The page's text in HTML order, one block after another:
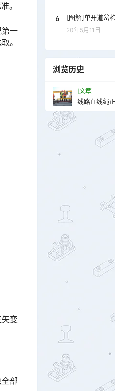
。
第一
。󠅅󠅃󠄵󠅂󠄪󠇖󠆨󠆨󠇕󠆞󠆒󠅬󠇘󠆭󠆘󠇙󠆝󠅵󠇗󠆭󠆁󠄐󠇗󠅹󠅸󠇖󠆍󠅳󠇖󠅹󠅰󠇖󠆌󠅹
变
部
6 [图解]单开道岔
20年5月11日
浏览历史
[文章]
线路直线绳